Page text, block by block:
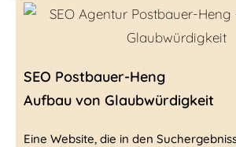
SEO Postbauer-Heng
Aufbau von Glaubwürdigkeit
Eine Website, die in den